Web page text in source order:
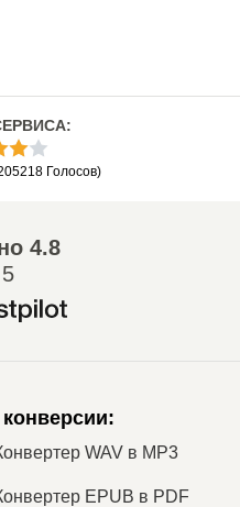
:
Голосов)
4.8
:
WAV в MP3
EPUB в PDF